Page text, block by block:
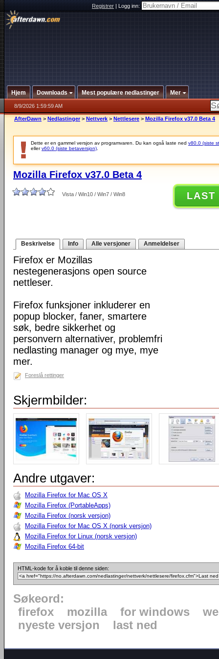
Registrer|Logg inn:
Hjem Downloads Mest populære nedlastinger Mer
8/9/2026 1:59:59 AM
AfterDawn > Nedlastinger > Nettverk > Nettlesere > Mozilla Firefox v37.0 Beta 4
Dette er en gammel versjon av programvaren. Du kan også laste ned v80.0 (siste
ellerv60.0 (siste betaversjon)
Mozilla Firefox v37.0 Beta 4
Vista / Win10 / Win7 / Win8 LAST
Beskrivelse Info Alle versjoner Anmeldelser
Firefox er Mozillas
nestegenerasjons open source
nettleser.
Firefox funksjoner inkluderer en
popup blocker, faner, smartere
søk, bedre sikkerhet og
personvern alternativer, problemfri
nedlasting manager og mye, mye
mer.
Foreslå rettinger
Skjermbilder:
Andre utgaver:
Mozilla Firefox for Mac OS X
Mozilla Firefox (PortableApps)
Mozilla Firefox (norsk versjon)
Mozilla Firefox for Mac OS X (norsk versjon)
Mozilla Firefox for Linux (norsk versjon)
Mozilla Firefox 64-bit
HTML-kode for å koble til denne siden:
Søkeord:
firefox
mozilla for windows
nyeste versjon
last ned